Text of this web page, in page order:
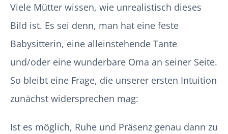
Viele Mütter wissen, wie unrealistisch dieses
Bild ist. Es sei denn, man hat eine feste
Babysitterin, eine alleinstehende Tante
und/oder eine wunderbare Oma an seiner Seite.
So bleibt eine Frage, die unserer ersten Intuition
zunächst widersprechen mag:
Ist es möglich, Ruhe und Präsenz genau dann zu